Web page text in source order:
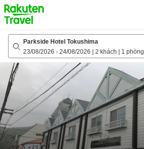
to
top
page
Parkside Hotel Tokushima
23/08/2026 - 24/08/2026 2 khách 1 phòng